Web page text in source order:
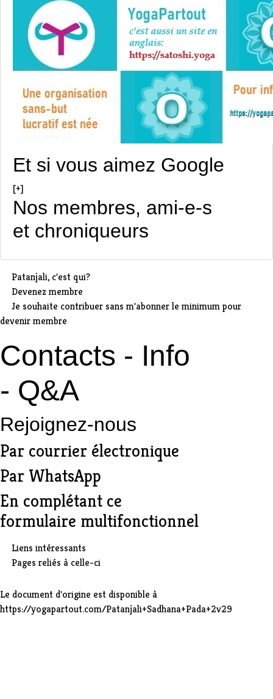
Et si vous aimez Google
[+]
Nos membres, ami-e-s
et chroniqueurs
Patanjali, c'est qui?
Devenez membre
Je souhaite contribuer sans m'abonner le minimum pour
devenir membre
Contacts - Info
- Q&A
Rejoignez-nous
Par courrier électronique
Par WhatsApp
En complétant ce
formulaire multifonctionnel
Liens intéressants
Pages reliés à celle-ci
Le document d'origine est disponible à
https://yogapartout.com/Patanjali+Sadhana+Pada+2v29